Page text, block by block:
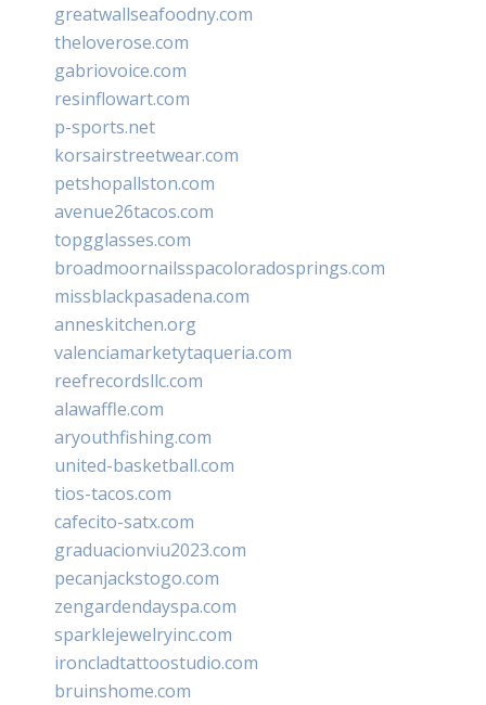
greatwallseafoodny.com
theloverose.com
gabriovoice.com
resinflowart.com
p-sports.net
korsairstreetwear.com
petshopallston.com
avenue26tacos.com
topgglasses.com
broadmoornailsspacoloradosprings.com
missblackpasadena.com
anneskitchen.org
valenciamarketytaqueria.com
reefrecordsllc.com
alawaffle.com
aryouthfishing.com
united-basketball.com
tios-tacos.com
cafecito-satx.com
graduacionviu2023.com
pecanjackstogo.com
zengardendayspa.com
sparklejewelryinc.com
ironcladtattoostudio.com
bruinshome.com